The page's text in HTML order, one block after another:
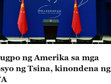
ng Amerika sa mga
ng Tsina, kinondena ng